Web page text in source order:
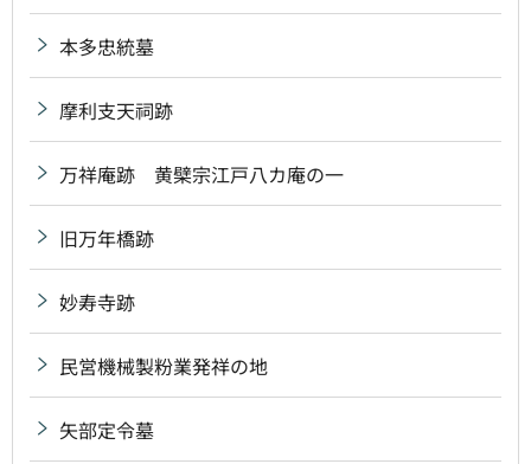
本多忠統墓
摩利支天祠跡
万祥庵跡 黄檗宗江戸八カ庵の一
旧万年橋跡
妙寿寺跡
民営機械製粉業発祥の地
矢部定令墓